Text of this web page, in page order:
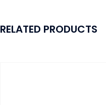
RELATED PRODUCTS